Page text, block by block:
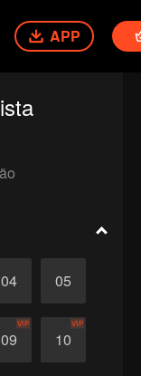
APP
04 05
09
VIP
10
VIP